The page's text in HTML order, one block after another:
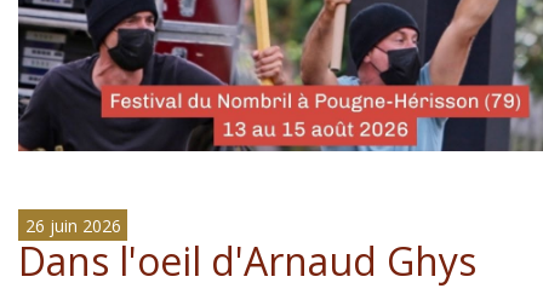
26 juin 2026
Dans l'oeil d'Arnaud Ghys